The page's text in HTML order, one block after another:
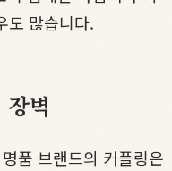
도 많습니다.
장벽
품 브랜드의 커플링은